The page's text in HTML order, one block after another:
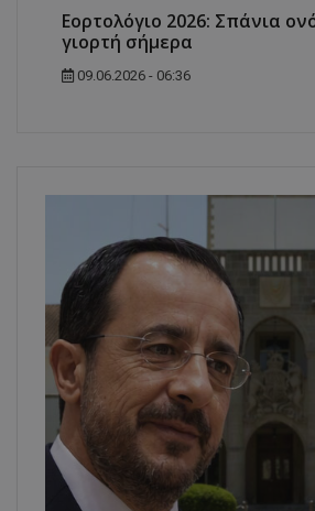
Εορτολόγιο 2026: Σπάνια
γιορτή σήμερα
09.06.2026 - 06:36